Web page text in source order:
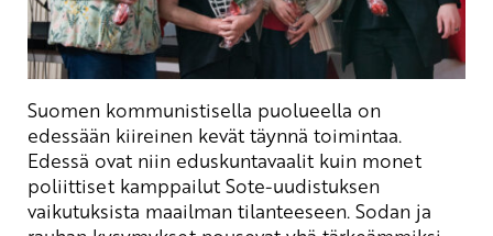
Suomen kommunistisella puolueella on
edessään kiireinen kevät täynnä toimintaa.
Edessä ovat niin eduskuntavaalit kuin monet
poliittiset kamppailut Sote-uudistuksen
vaikutuksista maailman tilanteeseen. Sodan ja